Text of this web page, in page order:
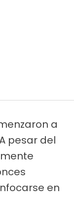
a
pesar del
en